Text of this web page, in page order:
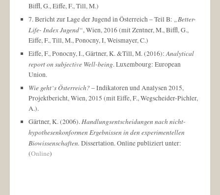
Biffl, G., Eiffe, F., Till, M.)
7. Bericht zur Lage der Jugend in Österreich – Teil B: „Better-
Life- Index Jugend“, Wien, 2016 (mit Zentner, M., Biffl, G.,
Eiffe, F., Till, M., Ponocny, I, Weismayer, C.)
Eiffe, F., Ponocny, I., Gärtner, K. &Till, M. (2016):Analytical
report on subjective Well-being. Luxembourg: European
Union.
Wie geht‘s Österreich?– Indikatoren und Analysen 2015,
Projektbericht, Wien, 2015 (mit Eiffe, F., Wegscheider-Pichler,
A.).
Gärtner, K. (2006).Handlungsentscheidungen nach nicht-
hypothesenkonformen Ergebnissen in den experimentellen
Biowissenschaften. Dissertation. Online publiziert unter:
(Online)